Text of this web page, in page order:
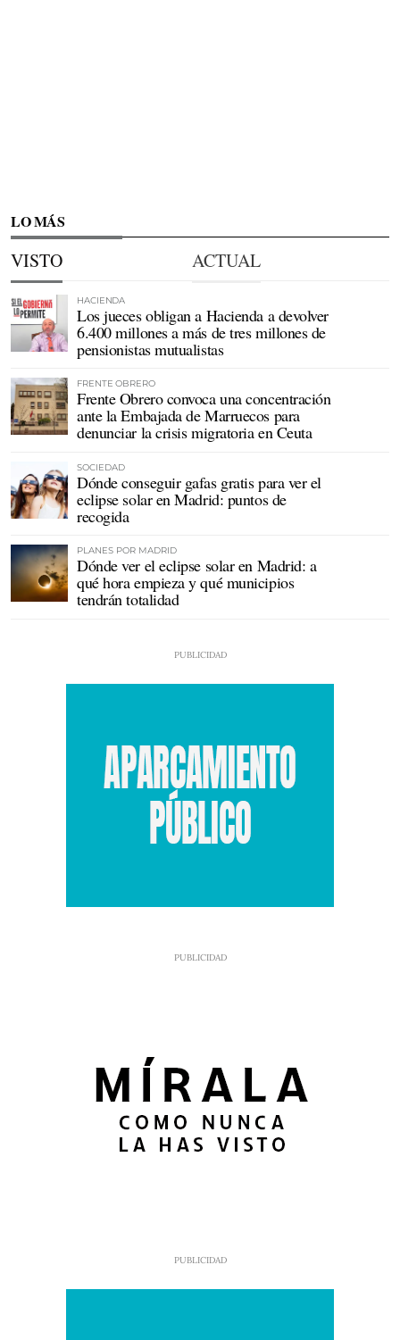
LO MÁS
VISTO ACTUAL
HACIENDA
Los jueces obligan a Hacienda a devolver
6.400 millones a más de tres millones de
pensionistas mutualistas
FRENTE OBRERO
Frente Obrero convoca una concentración
ante la Embajada de Marruecos para
denunciar la crisis migratoria en Ceuta
SOCIEDAD
Dónde conseguir gafas gratis para ver el
eclipse solar en Madrid: puntos de
recogida
PLANES POR MADRID
Dónde ver el eclipse solar en Madrid: a
qué hora empieza y qué municipios
tendrán totalidad